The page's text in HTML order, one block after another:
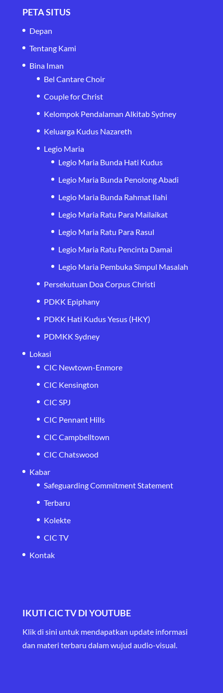
PETA SITUS
Depan
Tentang Kami
Bina Iman
Bel Cantare Choir
Couple for Christ
Kelompok Pendalaman Alkitab Sydney
Keluarga Kudus Nazareth
Legio Maria
Legio Maria Bunda Hati Kudus
Legio Maria Bunda Penolong Abadi
Legio Maria Bunda Rahmat Ilahi
Legio Maria Ratu Para Mailaikat
Legio Maria Ratu Para Rasul
Legio Maria Ratu Pencinta Damai
Legio Maria Pembuka Simpul Masalah
Persekutuan Doa Corpus Christi
PDKK Epiphany
PDKK Hati Kudus Yesus (HKY)
PDMKK Sydney
Lokasi
CIC Newtown-Enmore
CIC Kensington
CIC SPJ
CIC Pennant Hills
CIC Campbelltown
CIC Chatswood
Kabar
Safeguarding Commitment Statement
Terbaru
Kolekte
CIC TV
Kontak
IKUTI CIC TV DI YOUTUBE
Klik di sini untuk mendapatkan update informasi
dan materi terbaru dalam wujud audio-visual.